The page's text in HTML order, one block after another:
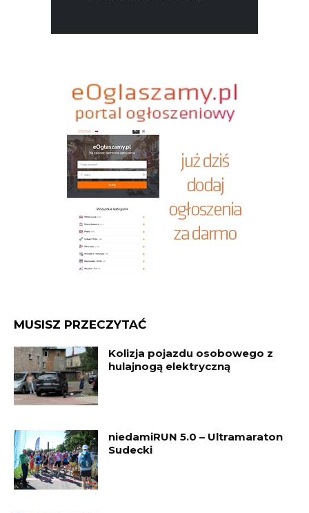
MUSISZ PRZECZYTAĆ
Kolizja pojazdu osobowego z
hulajnogą elektryczną
niedamiRUN 5.0 – Ultramaraton
Sudecki